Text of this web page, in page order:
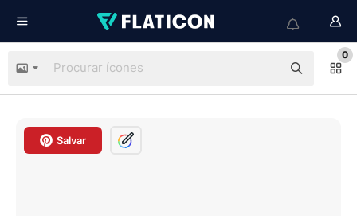
0
Salvar